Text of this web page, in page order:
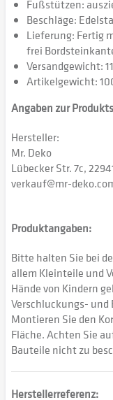
Fußstützen:
Beschläge:
Lieferung: Fertig
frei
Versandgewicht:
Artikelgewicht:
Angaben zur
Hersteller:
Mr. Deko
Lübecker Str. 7c,
verkauf@mr-
Produktangaben:
Bitte halten Sie bei
allem Kleinteile und
Hände von Kindern
Verschluckungs-
Montieren Sie den
Fläche. Achten Sie
Bauteile nicht zu
Herstellerreferenz: